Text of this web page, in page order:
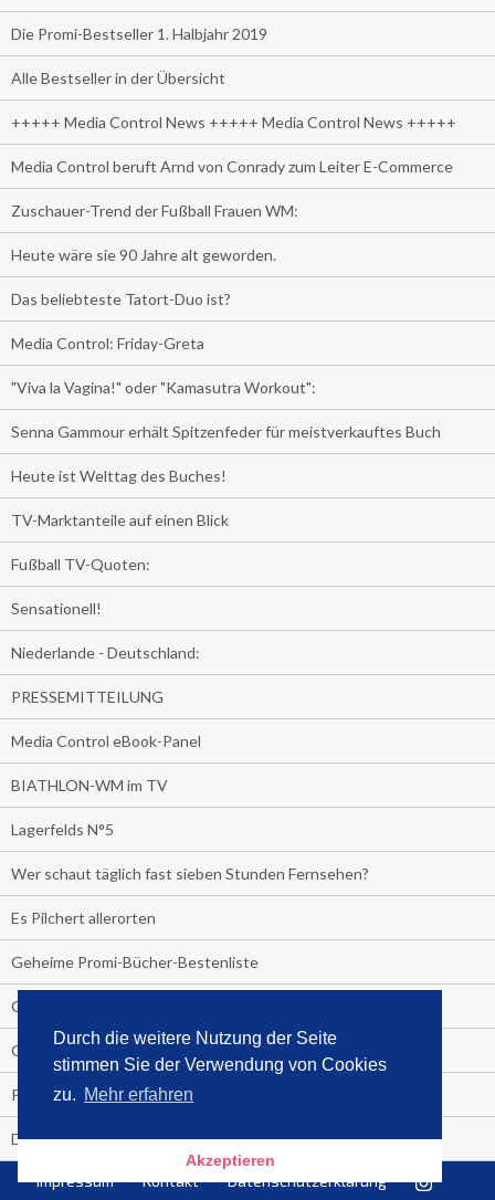
Durch die weitere Nutzung der Seite
stimmen Sie der Verwendung von Cookies
zu. Mehr erfahren
Akzeptieren
Die Promi-Bestseller 1. Halbjahr 2019
Alle Bestseller in der Übersicht
+++++ Media Control News +++++ Media Control News +++++
Media Control beruft Arnd von Conrady zum Leiter E-Commerce
Zuschauer-Trend der Fußball Frauen WM:
Heute wäre sie 90 Jahre alt geworden.
Das beliebteste Tatort-Duo ist?
Media Control: Friday-Greta
"Viva la Vagina!" oder "Kamasutra Workout":
Senna Gammour erhält Spitzenfeder für meistverkauftes Buch
Heute ist Welttag des Buches!
TV-Marktanteile auf einen Blick
Fußball TV-Quoten:
Sensationell!
Niederlande - Deutschland:
PRESSEMITTEILUNG
Media Control eBook-Panel
BIATHLON-WM im TV
Lagerfelds N°5
Wer schaut täglich fast sieben Stunden Fernsehen?
Es Pilchert allerorten
Geheime Promi-Bücher-Bestenliste
Gratis-E-Book-Aktionen
Gefahr fürs Dschungelcamp!
PRESSEMITTEILUNG
Deutschland im Handball-Fieber
Libri und Media Control verlängern Vertrag langfristig
Impressum Kontakt Datenschutzerklärung